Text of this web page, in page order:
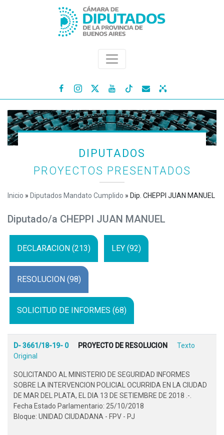
   
DIPUTADOS
PROYECTOS PRESENTADOS
Inicio » Diputados Mandato Cumplido » Dip. CHEPPI JUAN MANUEL
Diputado/a CHEPPI JUAN MANUEL
DECLARACION (213) LEY (92)
RESOLUCION (98)
SOLICITUD DE INFORMES (68)
D- 3661/18-19- 0 PROYECTO DE RESOLUCION
Texto
Original
SOLICITANDO AL MINISTERIO DE SEGURIDAD INFORMES
SOBRE LA INTERVENCION POLICIAL OCURRIDA EN LA CIUDAD
DE MAR DEL PLATA, EL DIA 13 DE SETIEMBRE DE 2018 .-.
Fecha Estado Parlamentario: 25/10/2018
Bloque: UNIDAD CIUDADANA - FPV - PJ